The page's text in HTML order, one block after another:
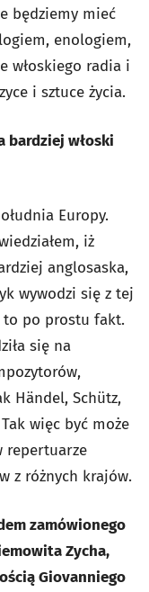
będziemy mieć
enologiem,
włoskiego radia i
i sztuce życia.
bardziej włoski
Europy.
iż
anglosaska,
wywodzi się z tej
to po prostu fakt.
się na
Händel, Schütz,
więc być może
repertuarze
z różnych krajów.
zamówionego
Zycha,
Giovanniego